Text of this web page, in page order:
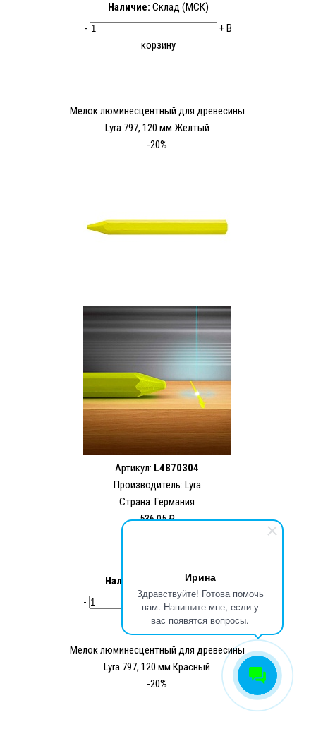
Ирина
Здравствуйте! Готова помочь
вам. Напишите мне, если у
вас появятся вопросы.
Наличие: Склад (МСК)
-
+В
корзину
Мелок люминесцентный для древесины
Lyra 797, 120 мм Желтый
-20%
Артикул: L4870304
Производитель: Lyra
Страна: Германия
536.05 ₽
Наличие:
Нет в наличии
-
корзину
Мелок люминесцентный для древесины
Lyra 797, 120 мм Красный
-20%